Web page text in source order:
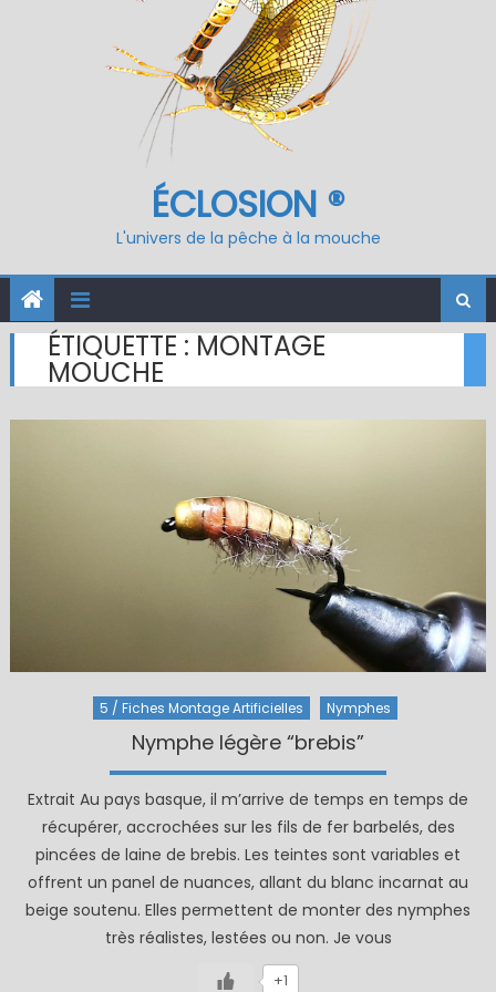
ÉCLOSION ®
L'univers de la pêche à la mouche
ÉTIQUETTE :MONTAGE
MOUCHE
5 / Fiches Montage Artificielles Nymphes
Nymphe légère “brebis”
Extrait Au pays basque, il m’arrive de temps en temps de
récupérer, accrochées sur les fils de fer barbelés, des
pincées de laine de brebis. Les teintes sont variables et
offrent un panel de nuances, allant du blanc incarnat au
beige soutenu. Elles permettent de monter des nymphes
très réalistes, lestées ou non. Je vous
+1